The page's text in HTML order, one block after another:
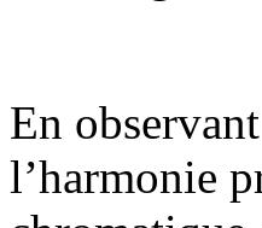
En
l’harmonie